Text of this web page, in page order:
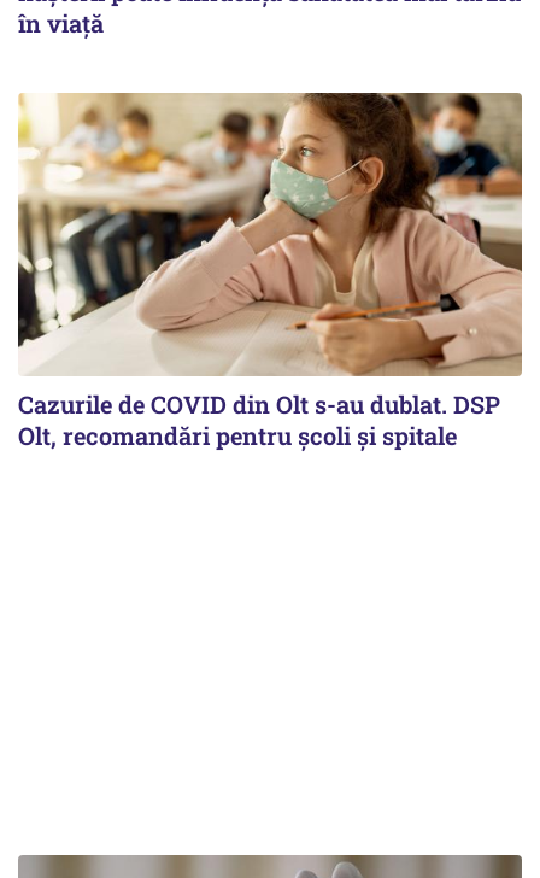
în viață
Cazurile de COVID din Olt s-au dublat. DSP
Olt, recomandări pentru școli și spitale